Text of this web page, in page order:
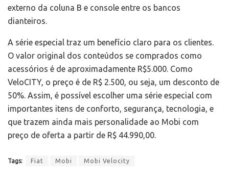
externo da coluna B e console entre os bancos
dianteiros.
A série especial traz um benefício claro para os clientes.
O valor original dos conteúdos se comprados como
acessórios é de aproximadamente R$5.000. Como
VeloCITY, o preço é de R$ 2.500, ou seja, um desconto de
50%. Assim, é possível escolher uma série especial com
importantes itens de conforto, segurança, tecnologia, e
que trazem ainda mais personalidade ao Mobi com
preço de oferta a partir de R$ 44.990,00.
Tags: Fiat Mobi Mobi Velocity